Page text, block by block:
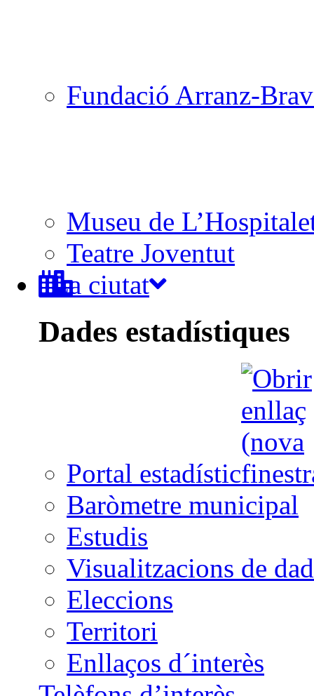
Fundació Arranz-
Museu de
Teatre Joventut
La ciutat
Dades estadístiques
Portal estadístic
Baròmetre municipal
Estudis
Visualitzacions de
Eleccions
Territori
Enllaços d´interès